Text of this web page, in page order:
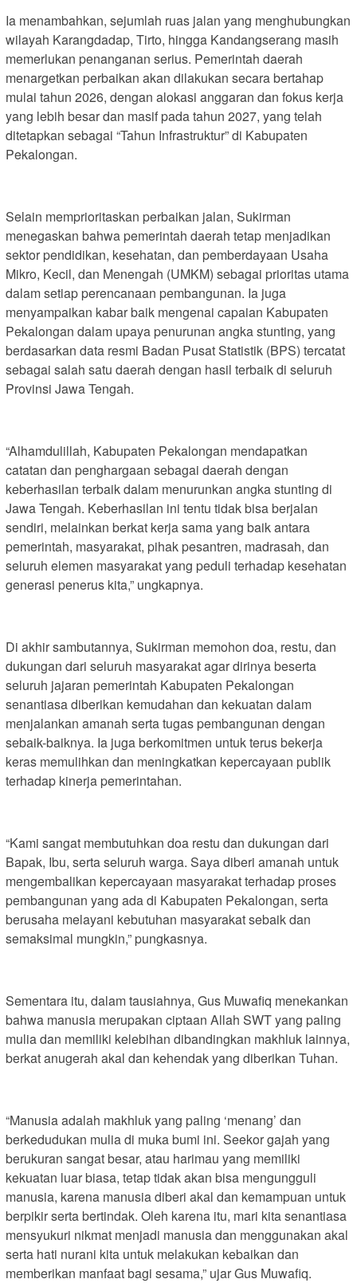
Ia menambahkan, sejumlah ruas jalan yang menghubungkan
wilayah Karangdadap, Tirto, hingga Kandangserang masih
memerlukan penanganan serius. Pemerintah daerah
menargetkan perbaikan akan dilakukan secara bertahap
mulai tahun 2026, dengan alokasi anggaran dan fokus kerja
yang lebih besar dan masif pada tahun 2027, yang telah
ditetapkan sebagai “Tahun Infrastruktur” di Kabupaten
Pekalongan.
Selain memprioritaskan perbaikan jalan, Sukirman
menegaskan bahwa pemerintah daerah tetap menjadikan
sektor pendidikan, kesehatan, dan pemberdayaan Usaha
Mikro, Kecil, dan Menengah (UMKM) sebagai prioritas utama
dalam setiap perencanaan pembangunan. Ia juga
menyampaikan kabar baik mengenai capaian Kabupaten
Pekalongan dalam upaya penurunan angka stunting, yang
berdasarkan data resmi Badan Pusat Statistik (BPS) tercatat
sebagai salah satu daerah dengan hasil terbaik di seluruh
Provinsi Jawa Tengah.
“Alhamdulillah, Kabupaten Pekalongan mendapatkan
catatan dan penghargaan sebagai daerah dengan
keberhasilan terbaik dalam menurunkan angka stunting di
Jawa Tengah. Keberhasilan ini tentu tidak bisa berjalan
sendiri, melainkan berkat kerja sama yang baik antara
pemerintah, masyarakat, pihak pesantren, madrasah, dan
seluruh elemen masyarakat yang peduli terhadap kesehatan
generasi penerus kita,” ungkapnya.
Di akhir sambutannya, Sukirman memohon doa, restu, dan
dukungan dari seluruh masyarakat agar dirinya beserta
seluruh jajaran pemerintah Kabupaten Pekalongan
senantiasa diberikan kemudahan dan kekuatan dalam
menjalankan amanah serta tugas pembangunan dengan
sebaik-baiknya. Ia juga berkomitmen untuk terus bekerja
keras memulihkan dan meningkatkan kepercayaan publik
terhadap kinerja pemerintahan.
“Kami sangat membutuhkan doa restu dan dukungan dari
Bapak, Ibu, serta seluruh warga. Saya diberi amanah untuk
mengembalikan kepercayaan masyarakat terhadap proses
pembangunan yang ada di Kabupaten Pekalongan, serta
berusaha melayani kebutuhan masyarakat sebaik dan
semaksimal mungkin,” pungkasnya.
Sementara itu, dalam tausiahnya, Gus Muwafiq menekankan
bahwa manusia merupakan ciptaan Allah SWT yang paling
mulia dan memiliki kelebihan dibandingkan makhluk lainnya,
berkat anugerah akal dan kehendak yang diberikan Tuhan.
“Manusia adalah makhluk yang paling ‘menang’ dan
berkedudukan mulia di muka bumi ini. Seekor gajah yang
berukuran sangat besar, atau harimau yang memiliki
kekuatan luar biasa, tetap tidak akan bisa mengungguli
manusia, karena manusia diberi akal dan kemampuan untuk
berpikir serta bertindak. Oleh karena itu, mari kita senantiasa
mensyukuri nikmat menjadi manusia dan menggunakan akal
serta hati nurani kita untuk melakukan kebaikan dan
memberikan manfaat bagi sesama,” ujar Gus Muwafiq.